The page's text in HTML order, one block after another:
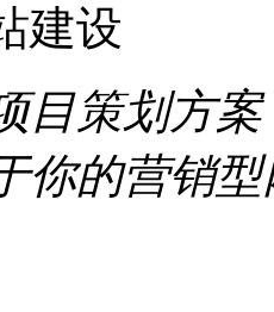
建设
目策划方案
你的营销